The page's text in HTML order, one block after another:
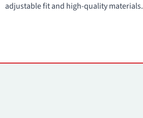
adjustable fit and high-quality materials.